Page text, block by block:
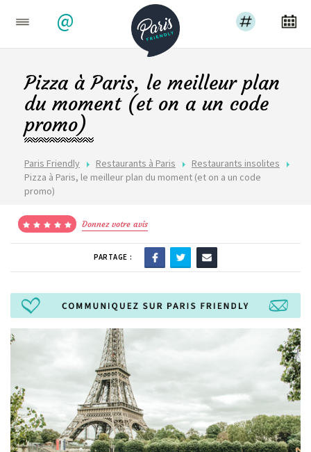
@
Paris Friendly Restaurants à Paris
Restaurants insolites
Pizza à Paris, le meilleur plan du moment (et on a un code
promo)
Pizza à Paris, le meilleur plan
du moment (et on a un code
promo)
Donnez votre avis
PARTAGE :